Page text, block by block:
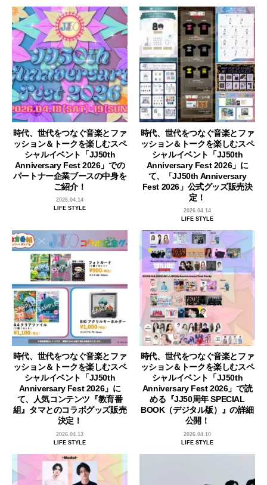
時代、世代をつなぐ音楽とファ
ッション＆トークを楽しむスペ
シャルイベント「JJ50th
Anniversary Fest 2026」での
パートナー企業ブースの中身を
ご紹介！
2026.04.14
LIFE STYLE
時代、世代をつなぐ音楽とファ
ッション＆トークを楽しむスペ
シャルイベント「JJ50th
Anniversary Fest 2026」に
て、「JJ50th Anniversary
Fest 2026」公式グッズ販売決
定！
2026.04.14
LIFE STYLE
時代、世代をつなぐ音楽とファ
ッション＆トークを楽しむスペ
シャルイベント「JJ50th
Anniversary Fest 2026」に
て、人気コンテンツ『教育番
組』タマとのコラボグッズ販売
決定！
2026.04.13
LIFE STYLE
時代、世代をつなぐ音楽とファ
ッション＆トークを楽しむスペ
シャルイベント「JJ50th
Anniversary Fest 2026」で読
める『JJ50周年 SPECIAL
BOOK（デジタル版）』の詳細
公開！
2026.04.10
LIFE STYLE